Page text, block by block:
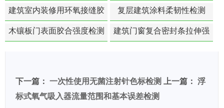
白活性检测
建筑室内装修用环氧接缝胶
苯含量检测
复层建筑涂料柔韧性检测
木镶板门表面胶合强度检测
建筑门窗复合密封条拉伸强
下一篇： 一次性使用无菌注射针色标检测 上一篇： 浮
标式氧气吸入器流量范围和基本误差检测